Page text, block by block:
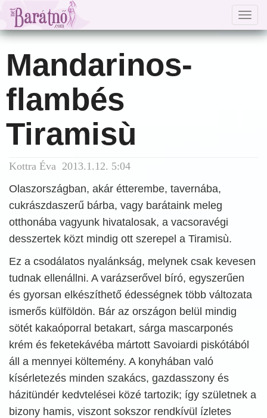
Mandarinos-
flambés
Tiramisù
Kottra Éva 2013.1.12. 5:04
Olaszországban, akár étterembe, tavernába,
cukrászdaszerű bárba, vagy barátaink meleg
otthonába vagyunk hivatalosak, a vacsoravégi
desszertek közt mindig ott szerepel a Tiramisù.
Ez a csodálatos nyalánkság, melynek csak kevesen
tudnak ellenállni. A varázserővel bíró, egyszerűen
és gyorsan elkészíthető édességnek több változata
ismerős külföldön. Bár az országon belül mindig
sötét kakaóporral betakart, sárga mascarponés
krém és feketekávéba mártott Savoiardi piskótából
áll a mennyei költemény. A konyhában való
kísérletezés minden szakács, gazdasszony és
házitündér kedvtelései közé tartozik; így születnek a
bizony hamis, viszont sokszor rendkívül ízletes